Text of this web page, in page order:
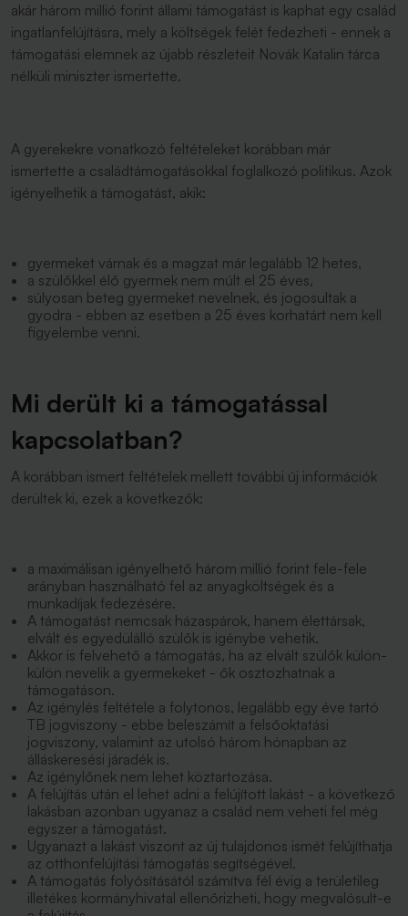
akár három millió forint állami támogatást is kaphat egy család
ingatlanfelújításra, mely a költségek felét fedezheti - ennek a
támogatási elemnek az újabb részleteit Novák Katalin tárca
nélküli miniszter ismertette.
A gyerekekre vonatkozó feltételeket korábban már
ismertette a családtámogatásokkal foglalkozó politikus. Azok
igényelhetik a támogatást, akik:
gyermeket várnak és a magzat már legalább 12 hetes,
a szülőkkel élő gyermek nem múlt el 25 éves,
súlyosan beteg gyermeket nevelnek, és jogosultak a
gyodra - ebben az esetben a 25 éves korhatárt nem kell
figyelembe venni.
Mi derült ki a támogatással
kapcsolatban?
A korábban ismert feltételek mellett további új információk
derültek ki, ezek a következők:
a maximálisan igényelhető három millió forint fele-fele
arányban használható fel az anyagköltségek és a
munkadíjak fedezésére.
A támogatást nemcsak házaspárok, hanem élettársak,
elvált és egyedülálló szülők is igénybe vehetik.
Akkor is felvehető a támogatás, ha az elvált szülők külön-
külön nevelik a gyermekeket - ők osztozhatnak a
támogatáson.
Az igénylés feltétele a folytonos, legalább egy éve tartó
TB jogviszony - ebbe beleszámít a felsőoktatási
jogviszony, valamint az utolsó három hónapban az
álláskeresési járadék is.
Az igénylőnek nem lehet köztartozása.
A felújítás után el lehet adni a felújított lakást - a következő
lakásban azonban ugyanaz a család nem veheti fel még
egyszer a támogatást.
Ugyanazt a lakást viszont az új tulajdonos ismét felújíthatja
az otthonfelújítási támogatás segítségével.
A támogatás folyósításától számítva fél évig a területileg
illetékes kormányhivatal ellenőrizheti, hogy megvalósult-e